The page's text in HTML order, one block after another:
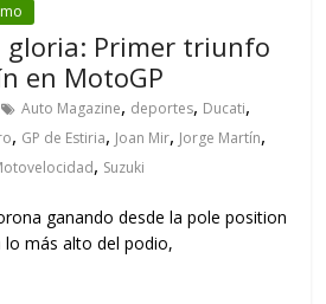
gloria: Primer triunfo
en MotoGP
Auto Magazine, deportes, Ducati,
, GP de Estiria, Joan Mir, Jorge Martín,
, Suzuki
ganando desde la pole position
lo más alto del podio,